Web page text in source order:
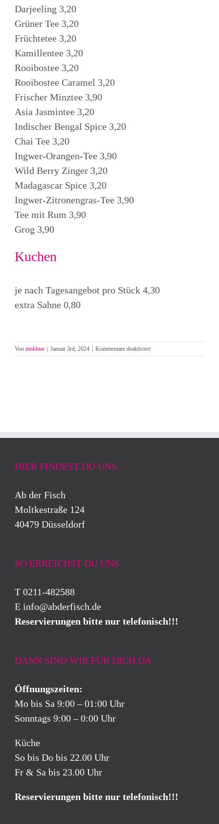
Darjeeling 3,20
Grüner Tee 3,20
Früchtetee 3,20
Kamillentee 3,20
Rooibostee 3,20
Rooibostee Caramel 3,20
Frischer Minztee 3,90
Asia Jasmintee 3,20
Indischer Bengal Spice 3,20
Chai Tee 3,20
Ingwer-Orangen-Tee 3,90
Wild Berry Zinger 3,20
Madagascar Spice 3,20
Ingwer-Zitronengras-Tee 3,90
Tee mit Rum 3,90
Grog 3,90
Kuchen
je nach Tagesangebot pro Stück 4,30
extra Sahne 0,80
Von mokhtar Januar 3rd, 2024 Kommentare deaktiviertfür
Heissgetränke
HIER FINDEST DU UNS
Ab der Fisch
Moltkestraße 124
40479 Düsseldorf
SO ERREICHST DU UNS
T 0211-482588
E info@abderfisch.de
Reservierungen bitte nur telefonisch!!!
DANN SIND WIR FÜR DICH DA
Öffnungszeiten:
Mo bis Sa 9:00 – 01:00 Uhr
Sonntags 9:00 – 0:00 Uhr
Küche
So bis Do bis 22.00 Uhr
Fr & Sa bis 23.00 Uhr
Reservierungen bitte nur telefonisch!!!